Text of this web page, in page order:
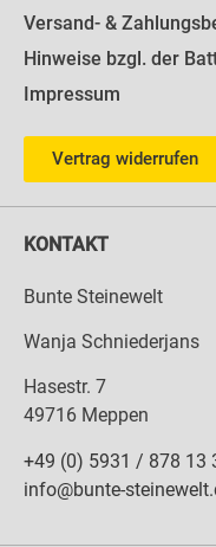
Versand- &
Hinweise bzgl. der
Impressum
Vertrag widerrufen
KONTAKT
Bunte Steinewelt
Wanja Schniederjans
Hasestr. 7
49716 Meppen
+49 (0) 5931 / 878 13
info@bunte-